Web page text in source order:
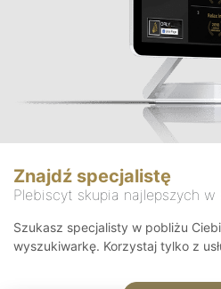
Znajdź specjalistę
Plebiscyt skupia najlepszych w
Szukasz specjalisty w pobliżu
wyszukiwarkę. Korzystaj tylko z